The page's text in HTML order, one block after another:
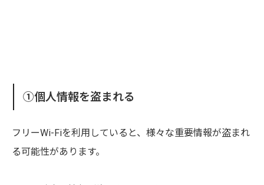
①個人情報を盗まれる
フリーWi-Fiを利用していると、様々な重要情報が盗まれ
る可能性があります。